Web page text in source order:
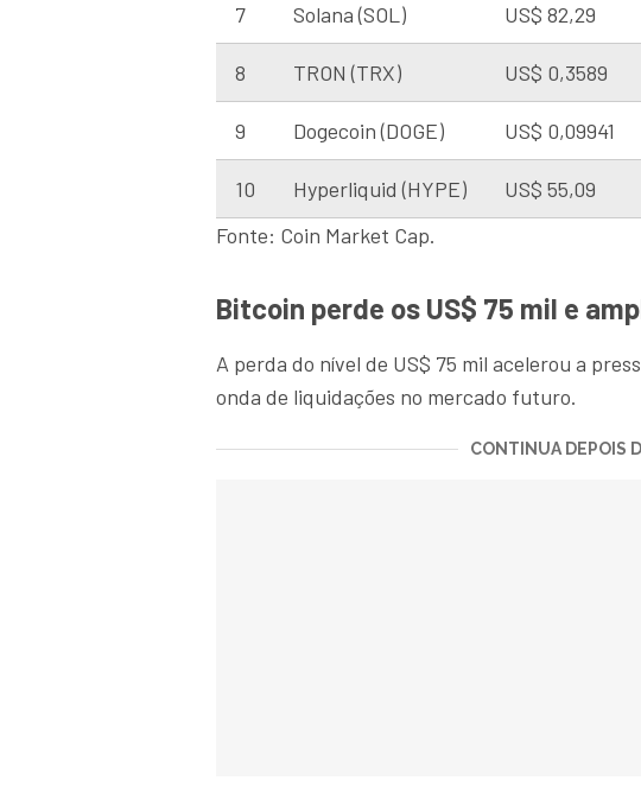
7 Solana (SOL) US$ 82,29
8 TRON (TRX) US$ 0,3589
9 Dogecoin (DOGE) US$ 0,09941
10 Hyperliquid (HYPE) US$ 55,09
Fonte: Coin Market Cap.
Bitcoin perde os US$ 75 mil e
A perda do nível de US$ 75 mil acelerou a
onda de liquidações no mercado futuro.
CONTINUA DEPOIS